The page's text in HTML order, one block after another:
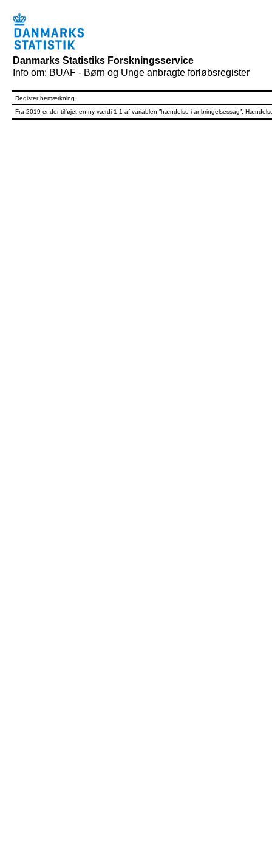
Danmarks Statistiks Forskningsservice
Info om: BUAF - Børn og Unge anbragte forløbsregister
Register bemærkning
Fra 2019 er der tilføjet en ny værdi 1.1 af variablen ”hændelse i anbringelsessag”.